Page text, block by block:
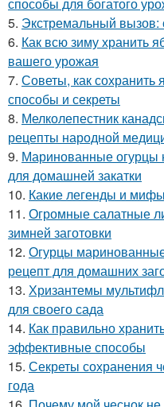
5. Экстремальный вызов:
6. Как всю зиму хранить
вашего урожая
7. Советы, как сохранить
способы и секреты
8. Мелколепестник
рецепты народной
9. Маринованные огурцы
для домашней закатки
10. Какие легенды и
11. Огромные салатные
зимней заготовки
12. Огурцы
рецепт для домашних
13. Хризантемы
для своего сада
14. Как правильно
эффективные способы
15. Секреты сохранения
года